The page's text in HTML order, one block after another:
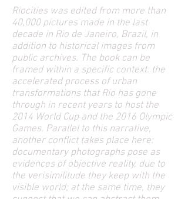
Riocities was edited from more than
40,000 pictures made in the last
decade in Rio de Janeiro, Brazil, in
addition to historical images from
public archives. The book can be
framed within a specific context: the
accelerated process of urban
transformations that Rio has gone
through in recent years to host the
2014 World Cup and the 2016 Olympic
Games. Parallel to this narrative,
another conflict takes place here:
documentary photographs pose as
evidences of objective reality, due to
the verisimilitude they keep with the
visible world; at the same time, they